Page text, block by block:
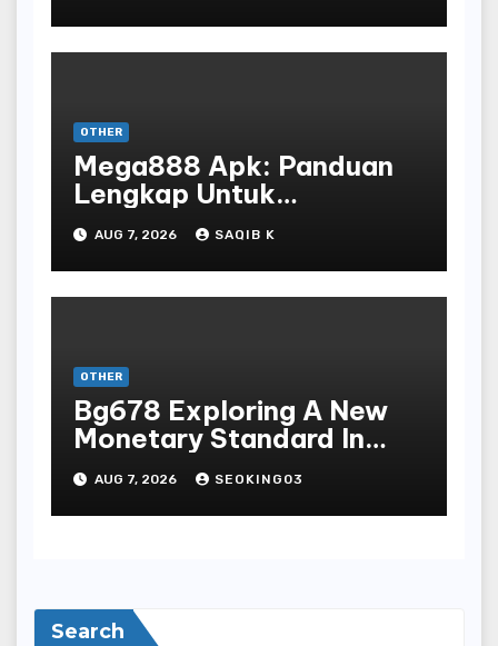
OTHER
Mega888 Apk: Panduan
Lengkap Untuk
Mengunduh, Instalasi, Dan
Bermain Slot Online
Terpopuler
AUG 7, 2026 SAQIB K
OTHER
Bg678 Exploring A New
Monetary Standard In
Bodoni Online
Entertainment
AUG 7, 2026 SEOKING03
Search